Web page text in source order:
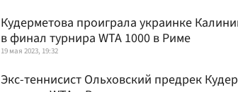
Кудерметова проиграла украинке
в финал турнира WTA 1000 в Риме
19 мая 2023, 19:32
Экс-теннисист Ольховский предрек